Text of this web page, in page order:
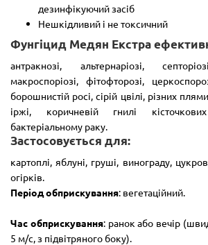
дезинфікуючий засіб
Нешкідливий і не токсичний
Фунгіцид Медян Екстра
антракнозі, альтернаріозі,
макроспоріозі, фітофторозі,
борошнистій росі, сірій цвілі, різних
іржі, коричневій гнилі
бактеріальному раку.
Застосовується для:
картоплі, яблуні, груші, винограду,
огірків.
Період обприскування: вегетаційний.
Час обприскування: ранок або вечір
5 м/с, з підвітряного боку).